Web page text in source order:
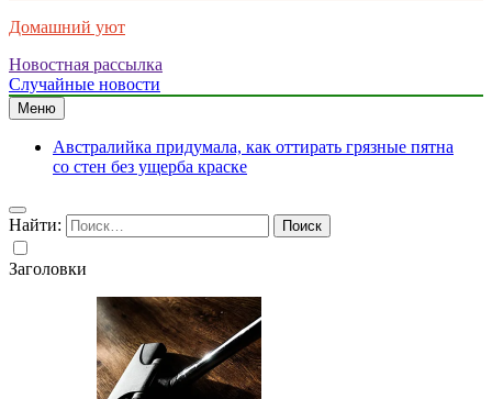
Домашний уют
Новостная рассылка
Случайные новости
Меню
Австралийка придумала, как оттирать грязные пятна
со стен без ущерба краске
Найти:
Заголовки